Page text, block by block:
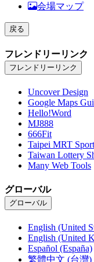
会場マップ
戻る
フレンドリーリンク
フレンドリーリンク
Uncover Design
Google Maps
Hello!Word
MJ888
666Fit
Taipei MRT
Taiwan Lottery
Many Web Tools
グローバル
グローバル
English (United
English (United
Español (España)
繁體中文 (台灣)